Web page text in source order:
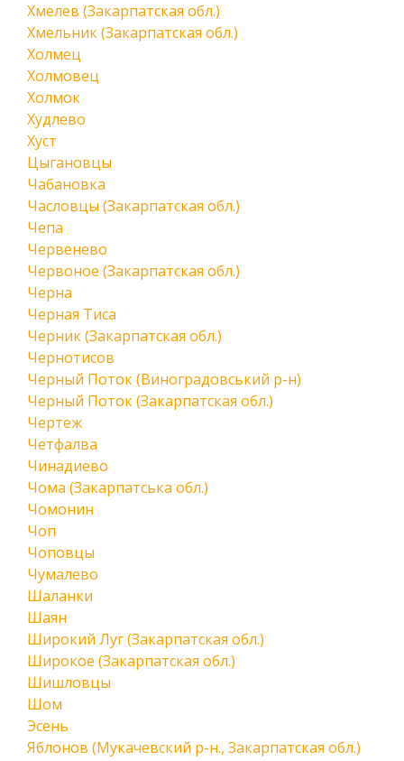
Хмелев (Закарпатская обл.)
Хмельник (Закарпатская обл.)
Холмец
Холмовец
Холмок
Худлево
Хуст
Цыгановцы
Чабановка
Часловцы (Закарпатская обл.)
Чепа
Червенево
Червоное (Закарпатская обл.)
Черна
Черная Тиса
Черник (Закарпатская обл.)
Чернотисов
Черный Поток (Виноградовський р-н)
Черный Поток (Закарпатская обл.)
Чертеж
Четфалва
Чинадиево
Чома (Закарпатська обл.)
Чомонин
Чоп
Чоповцы
Чумалево
Шаланки
Шаян
Широкий Луг (Закарпатская обл.)
Широкое (Закарпатская обл.)
Шишловцы
Шом
Эсень
Яблонов (Мукачевский р-н., Закарпатская обл.)